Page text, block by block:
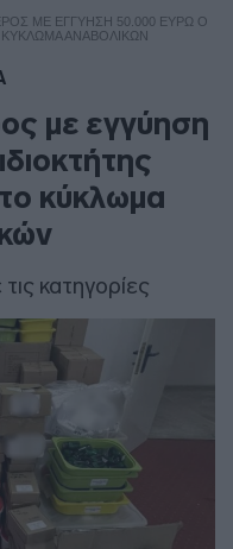
ΜΕ ΕΓΓΎΗΣΗ 50.000 ΕΥΡΏ Ο
ΚΎΚΛΩΜΑ ΑΝΑΒΟΛΙΚΏΝ
με εγγύηση
κύκλωμα
κατηγορίες